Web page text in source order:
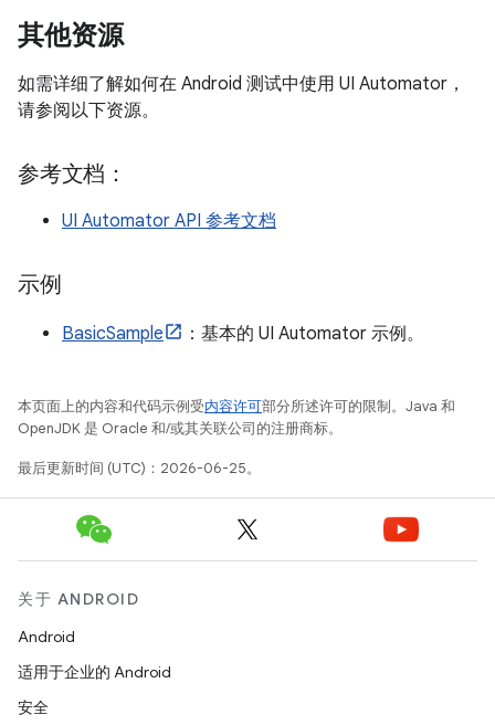
其他资源
如需详细了解如何在 Android 测试中使用 UI Automator，
请参阅以下资源。
参考文档：
UI Automator API 参考文档
示例
BasicSample ：基本的 UI Automator 示例。
本页面上的内容和代码示例受内容许可部分所述许可的限制。Java 和
OpenJDK 是 Oracle 和/或其关联公司的注册商标。
最后更新时间 (UTC)：2026-06-25。
关于 ANDROID
Android
适用于企业的 Android
安全